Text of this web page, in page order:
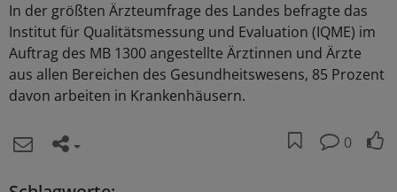
In der größten Ärzteumfrage des Landes befragte das
Institut für Qualitätsmessung und Evaluation (IQME) im
Auftrag des MB 1300 angestellte Ärztinnen und Ärzte
aus allen Bereichen des Gesundheitswesens, 85 Prozent
davon arbeiten in Krankenhäusern.
0